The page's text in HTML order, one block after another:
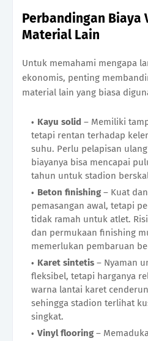
Perbandingan Biaya
Material Lain
Untuk memahami mengapa
ekonomis, penting
material lain yang biasa
Kayu solid – Memiliki
tetapi rentan terhadap
suhu. Perlu pelapisan
biayanya bisa mencapai
tahun untuk stadion
Beton finishing – Kuat
pemasangan awal, tetapi
tidak ramah untuk atlet.
dan permukaan finishing
memerlukan pembaruan
Karet sintetis – Nyaman
fleksibel, tetapi harganya
warna lantai karet
sehingga stadion terlihat
singkat.
Vinyl flooring –